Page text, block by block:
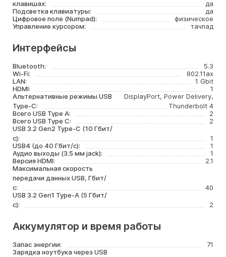
клавишах:
да
Подсветка клавиатуры:
да
Цифровое поле (Numpad):
физическое
Управление курсором:
тачпад
Интерфейсы
Bluetooth:
5.3
Wi-Fi:
802.11ax
LAN:
1 Gbit
HDMI:
1
Альтернативные режимы USB
Type-C:
DisplayPort, Power Delivery,
Thunderbolt 4
Всего USB Type A:
2
Всего USB Type C:
2
USB 3.2 Gen2 Type-C (10 Гбит/
с):
1
USB4 (до 40 Гбит/с):
1
Аудио выходы (3.5 мм jack):
1
Версия HDMI:
2.1
Максимальная скорость
передачи данных USB, Гбит/
с:
40
USB 3.2 Gen1 Type-A (5 Гбит/
с):
2
Аккумулятор и время работы
Запас энергии:
71
Зарядка ноутбука через USB